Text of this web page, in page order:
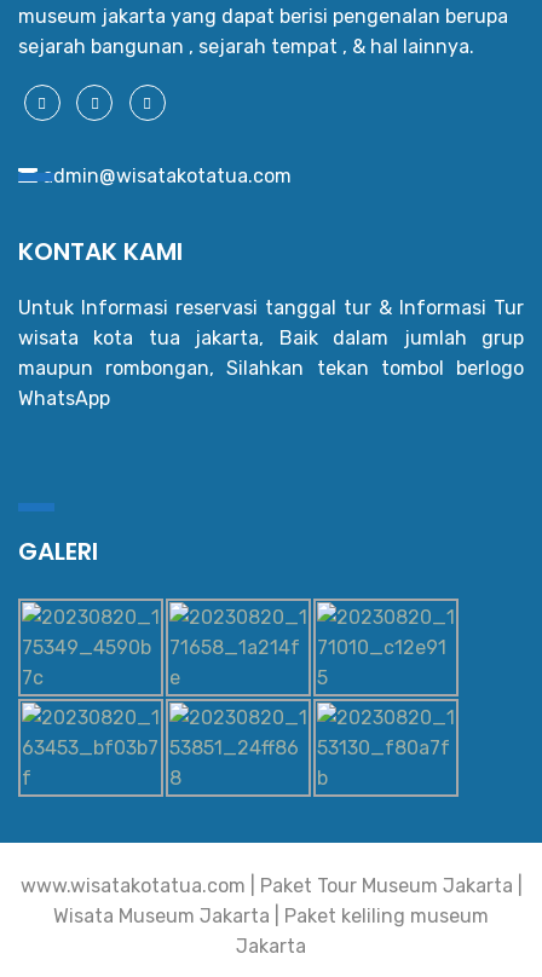
museum jakarta yang dapat berisi pengenalan berupa
sejarah bangunan , sejarah tempat , & hal lainnya.
admin@wisatakotatua.com
KONTAK KAMI
Untuk Informasi reservasi tanggal tur & Informasi Tur
wisata kota tua jakarta, Baik dalam jumlah grup
maupun rombongan, Silahkan tekan tombol berlogo
WhatsApp
GALERI
www.wisatakotatua.com | Paket Tour Museum Jakarta |
Wisata Museum Jakarta | Paket keliling museum
Jakarta